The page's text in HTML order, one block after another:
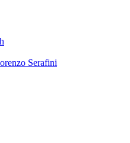
Serafini